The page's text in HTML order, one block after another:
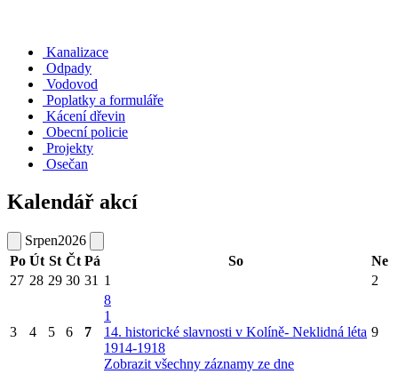
Kanalizace
Odpady
Vodovod
Poplatky a formuláře
Kácení dřevin
Obecní policie
Projekty
Osečan
Kalendář akcí
Srpen2026
Po Út St Čt Pá So
Ne
27 28 29 30 31 1 2
3 4 5 6 7
8
1
14. historické slavnosti v Kolíně- Neklidná léta
1914-1918
Zobrazit všechny záznamy ze dne
9